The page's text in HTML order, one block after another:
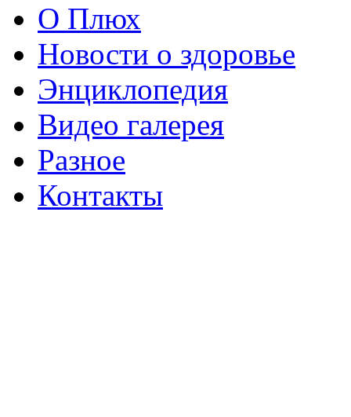
О Плюх
Новости о здоровье
Энциклопедия
Видео галерея
Разное
Контакты